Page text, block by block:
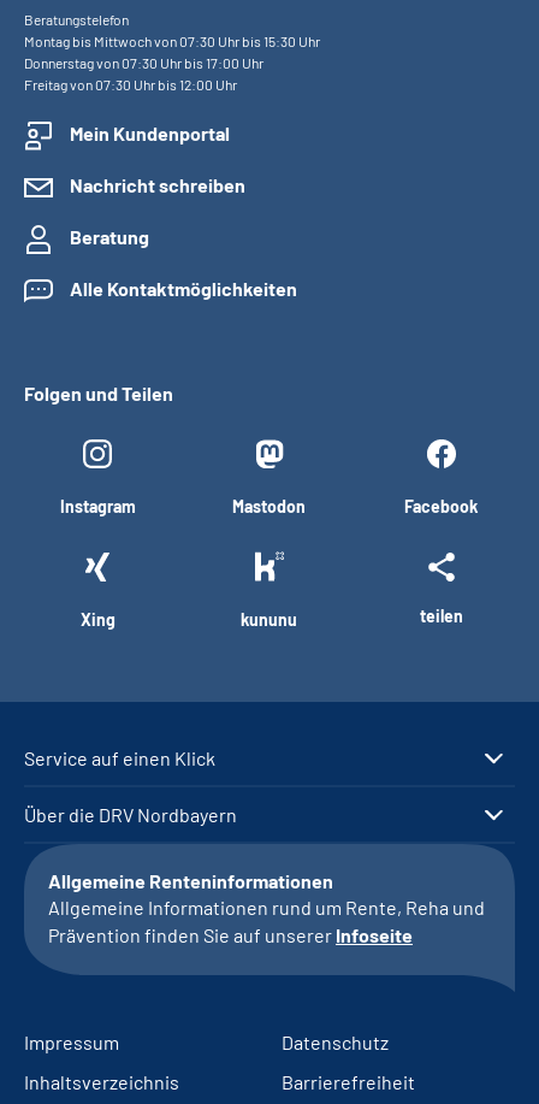
Beratungstelefon
Montag bis Mittwoch von 07:30 Uhr bis 15:30 Uhr
Donnerstag von 07:30 Uhr bis 17:00 Uhr
Freitag von 07:30 Uhr bis 12:00 Uhr
Mein Kundenportal
Nachricht schreiben
Beratung
Alle Kontaktmöglichkeiten
Folgen und Teilen
Instagram Mastodon Facebook
Xing kununu teilen
Service auf einen Klick
Über die DRV Nordbayern
Allgemeine Renteninformationen
Allgemeine Informationen rund um Rente, Reha und
Prävention finden Sie auf unserer Infoseite
Impressum
Datenschutz
Inhaltsverzeichnis
Barrierefreiheit